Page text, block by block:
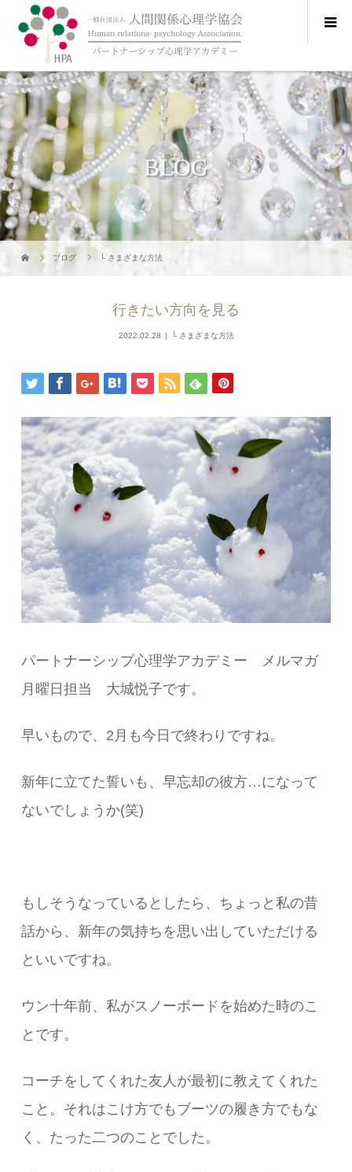
BLOG
ブログ └ さまざまな方法
行きたい方向を見る
2022.02.28 └ さまざまな方法
パートナーシップ心理学アカデミー メルマガ
月曜日担当 大城悦子です。
早いもので、2月も今日で終わりですね。
新年に立てた誓いも、早忘却の彼方…になって
ないでしょうか(笑)
もしそうなっているとしたら、ちょっと私の昔
話から、新年の気持ちを思い出していただける
といいですね。
ウン十年前、私がスノーボードを始めた時のこ
とです。
コーチをしてくれた友人が最初に教えてくれた
こと。それはこけ方でもブーツの履き方でもな
く、たった二つのことでした。